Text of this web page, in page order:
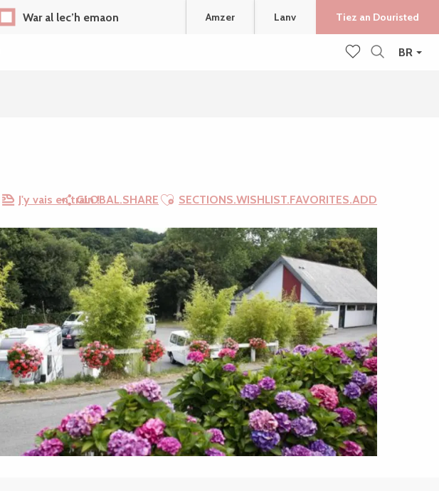
BR
War al lec’h emaon Amzer Lanv Tiez an Douristed
J'y vais en train !GLOBAL.SHARE Ajouter aux favoris
SECTIONS.WISHLIST.FAVORITES.ADD